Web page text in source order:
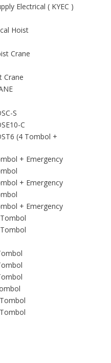
Electrical ( KYEC )
Hoist
Crane
Crane
S
C
(4 Tombol +
+ Emergency
+ Emergency
+ Emergency